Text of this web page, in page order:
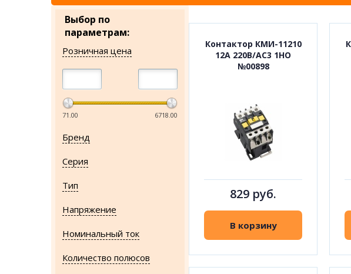
Выбор по
параметрам:
Розничная цена
71.00 6718.00
Бренд
Серия
Тип
Напряжение
Номинальный ток
Количество полюсов
Контактор КМИ-11210
12А 220В/АС3 1НО
№00898
829 руб.
В корзину